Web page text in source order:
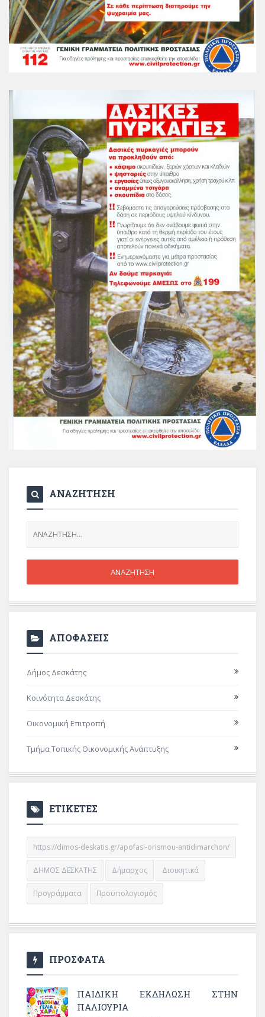
ΑΝΑΖΗΤΗΣΗ
ΑΠΟΦΑΣΕΙΣ
Δήμος Δεσκάτης
Κοινότητα Δεσκάτης
Οικονομική Επιτροπή
Τμήμα Τοπικής Οικονομικής Ανάπτυξης
ΕΤΙΚΕΤΕΣ
https://dimos-deskatis.gr/apofasi-orismou-antidimarchon/
ΔΗΜΟΣ ΔΕΣΚΑΤΗΣ Δήμαρχος Διοικητικά
Προγράμματα Προϋπολογισμός
ΠΡΟΣΦΑΤΑ
ΠΑΙΔΙΚΗ ΕΚΔΗΛΩΣΗ ΣΤΗΝ
ΠΑΛΙΟΥΡΙΑ